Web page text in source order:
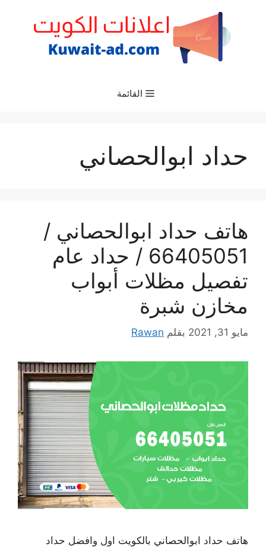
القائمة
حداد ابوالحصاني
هاتف حداد ابوالحصاني /
66405051 / حداد عام
تفصيل مظلات أبواب
مخازن شبرة
مايو 31, 2021 بقلم Rawan
هاتف حداد ابوالحصاني بالكويت اول وافضل حداد